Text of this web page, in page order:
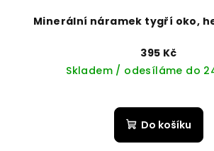
Minerální náramek tygří oko,
395 Kč
Skladem / odesíláme do
Do košíku